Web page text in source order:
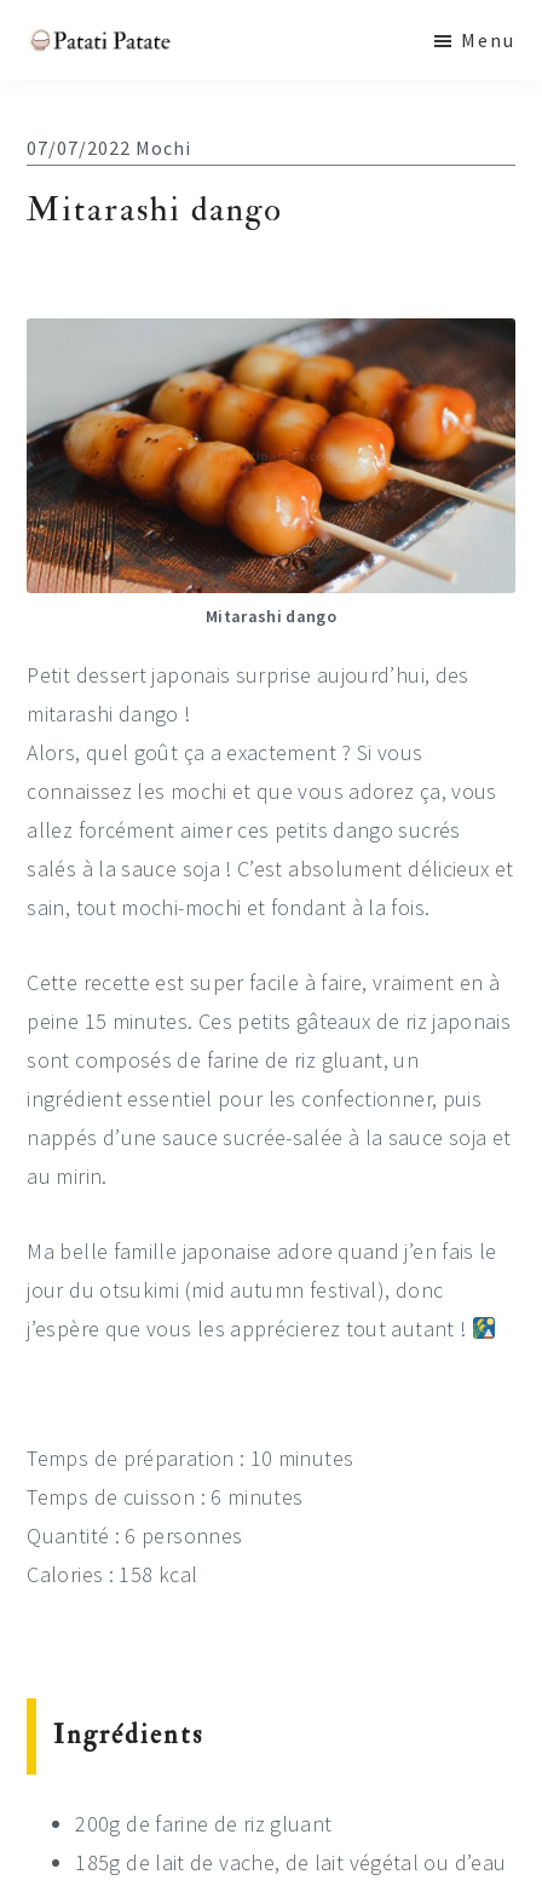
content
sidebar
Menu
07/07/2022 Mochi
Mitarashi dango
Mitarashi dango
Petit dessert japonais surprise aujourd’hui, des
mitarashi dango !
Alors, quel goût ça a exactement ? Si vous
connaissez les mochi et que vous adorez ça, vous
allez forcément aimer ces petits dango sucrés
salés à la sauce soja ! C’est absolument délicieux et
sain, tout mochi-mochi et fondant à la fois.
Cette recette est super facile à faire, vraiment en à
peine 15 minutes. Ces petits gâteaux de riz japonais
sont composés de farine de riz gluant, un
ingrédient essentiel pour les confectionner, puis
nappés d’une sauce sucrée-salée à la sauce soja et
au mirin.
Ma belle famille japonaise adore quand j’en fais le
jour du otsukimi (mid autumn festival), donc
j’espère que vous les apprécierez tout autant !
Temps de préparation : 10 minutes
Temps de cuisson : 6 minutes
Quantité : 6 personnes
Calories : 158 kcal
Ingrédients
200g de farine de riz gluant
185g de lait de vache, de lait végétal ou d’eau